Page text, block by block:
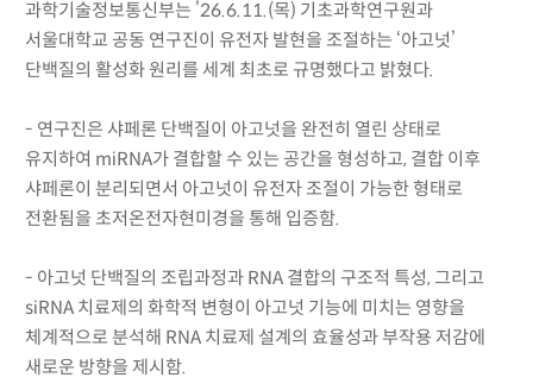
과학기술정보통신부는 ’26.6.11.(목) 기초과학연구원과
서울대학교 공동 연구진이 유전자 발현을 조절하는 ‘아고넛’
단백질의 활성화 원리를 세계 최초로 규명했다고 밝혔다.
- 연구진은 샤페론 단백질이 아고넛을 완전히 열린 상태로
유지하여 miRNA가 결합할 수 있는 공간을 형성하고, 결합 이후
샤페론이 분리되면서 아고넛이 유전자 조절이 가능한 형태로
전환됨을 초저온전자현미경을 통해 입증함.
- 아고넛 단백질의 조립과정과 RNA 결합의 구조적 특성, 그리고
siRNA 치료제의 화학적 변형이 아고넛 기능에 미치는 영향을
체계적으로 분석해 RNA 치료제 설계의 효율성과 부작용 저감에
새로운 방향을 제시함.